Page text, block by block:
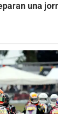
una